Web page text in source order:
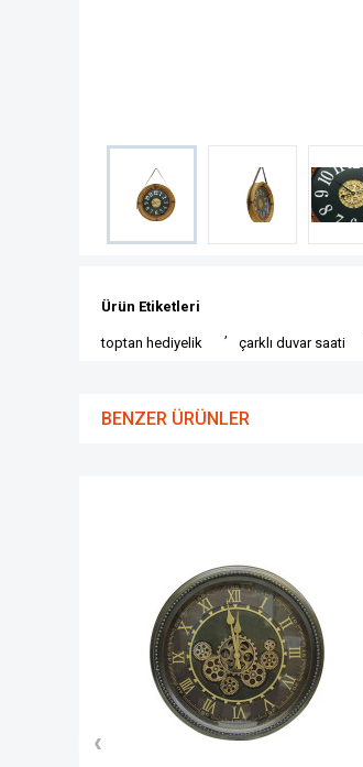
Ürün Etiketleri
toptan hediyelik
,
çarklı duvar saati
BENZER ÜRÜNLER